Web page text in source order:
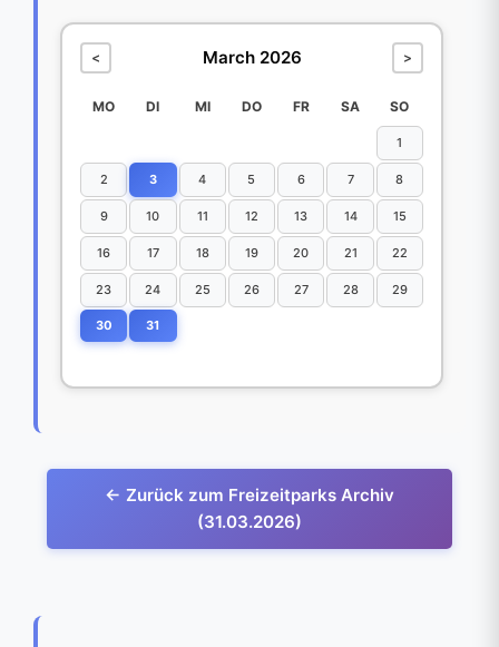
< March 2026 >
MO DI MI DO FR SA SO
1
2 3 4 5 6 7 8
9 10 11 12 13 14 15
16 17 18 19 20 21 22
23 24 25 26 27 28 29
30 31
← Zurück zum Freizeitparks Archiv
(31.03.2026)